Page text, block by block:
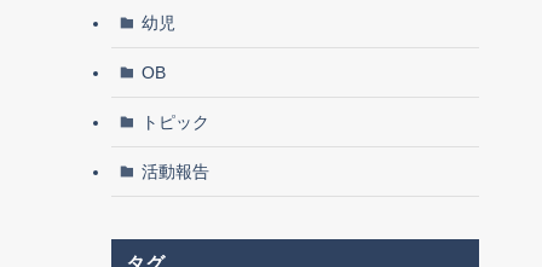
幼児
OB
トピック
活動報告